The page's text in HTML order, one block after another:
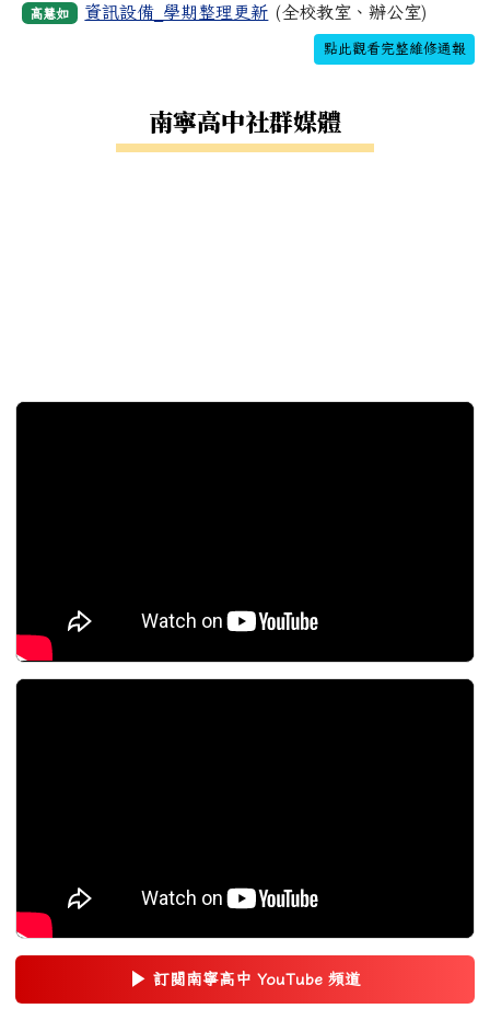
高慧如 資訊設備_學期整理更新 (全校教室、辦公室)
點此觀看完整維修通報
南寧高中社群媒體
▶ 訂閱南寧高中 YouTube 頻道
(另開新視窗)